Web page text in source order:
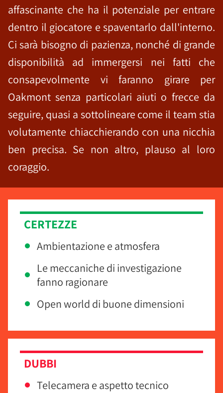
affascinante che ha il potenziale per entrare
dentro il giocatore e spaventarlo dall'interno.
Ci sarà bisogno di pazienza, nonché di grande
disponibilità ad immergersi nei fatti che
consapevolmente vi faranno girare per
Oakmont senza particolari aiuti o frecce da
seguire, quasi a sottolineare come il team stia
volutamente chiacchierando con una nicchia
ben precisa. Se non altro, plauso al loro
coraggio.
CERTEZZE
Ambientazione e atmosfera
Le meccaniche di investigazione
fanno ragionare
Open world di buone dimensioni
DUBBI
Telecamera e aspetto tecnico